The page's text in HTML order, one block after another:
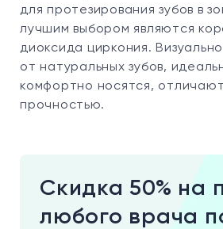
для протезирования зубов в
лучшим выбором являются
диоксида циркония.
от натуральных зубов,
комфортно носятся,
прочностью.
Скидка 50% на
любого врача